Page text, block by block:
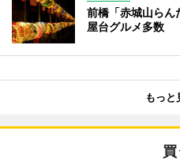
前橋「赤城山ら
屋台グルメ多数
もっと
買